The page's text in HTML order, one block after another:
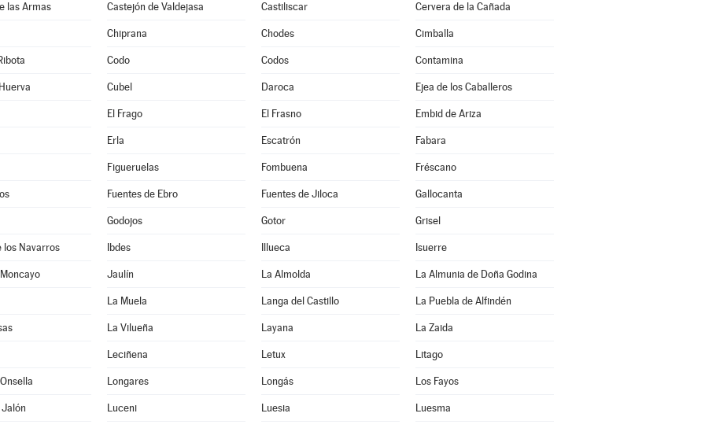
las Armas Castejón de Valdejasa Castiliscar Cervera de la Cañada
Chiprana Chodes Cimballa
Codo Codos Contamina
Cubel Daroca Ejea de los Caballeros
El Frago El Frasno Embid de Ariza
Erla Escatrón Fabara
Figueruelas Fombuena Fréscano
Fuentes de Ebro Fuentes de Jiloca Gallocanta
Godojos Gotor Grisel
los Navarros Ibdes Illueca Isuerre
Jaulín La Almolda La Almunia de Doña Godina
La Muela Langa del Castillo La Puebla de Alfindén
La Vilueña Layana La Zaida
Leciñena Letux Litago
Longares Longás Los Fayos
Luceni Luesia Luesma